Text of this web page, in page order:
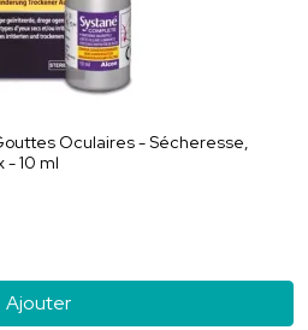
Oculaires - Sécheresse,
- 10 ml
Ajouter